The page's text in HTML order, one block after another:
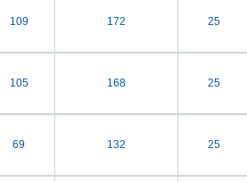
109 172 25
105 168 25
69 132 25